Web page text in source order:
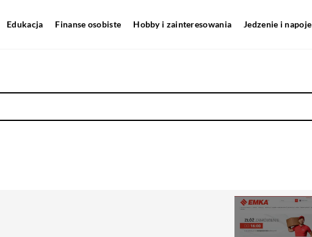
Edukacja Finanse osobiste Hobby i zainteresowania Jedzenie i napoje